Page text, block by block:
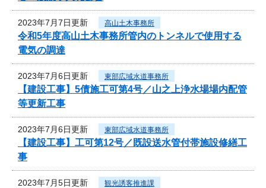
2023年7月7日更新 高山土木事務所
令和5年度高山土木事務所管内のトンネルで使用する
電気の調達
2023年7月6日更新 東部広域水道事務所
【建設工事】5債施工可第4号／山之上浄水場場内配管
等更新工事
2023年7月6日更新 東部広域水道事務所
【建設工事】工可第12号／既設送水管付帯施設修繕工
事
2023年7月5日更新 観光誘客推進課